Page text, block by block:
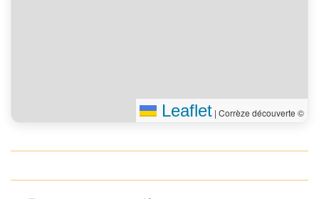
Leaflet | Corrèze découverte ©